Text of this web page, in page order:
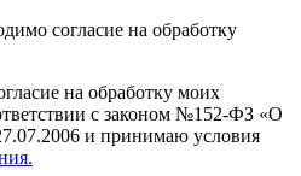
согласие на обработку
на обработку моих
с законом №152-ФЗ «О
и принимаю условия